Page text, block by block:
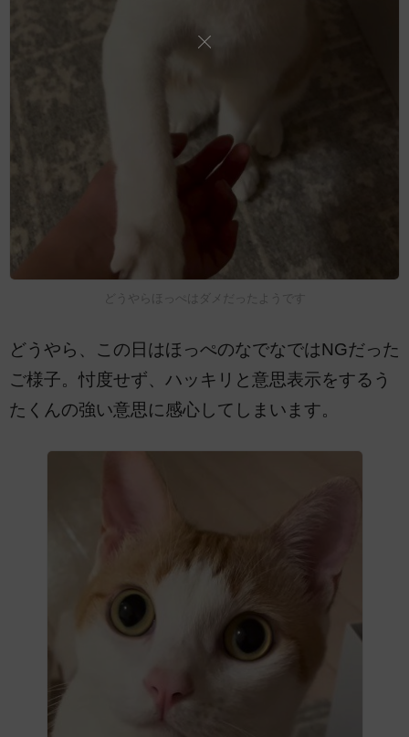
どうやらほっぺはダメだったようです
どうやら、この日はほっぺのなでなではNGだった
ご様子。忖度せず、ハッキリと意思表示をするう
たくんの強い意思に感心してしまいます。